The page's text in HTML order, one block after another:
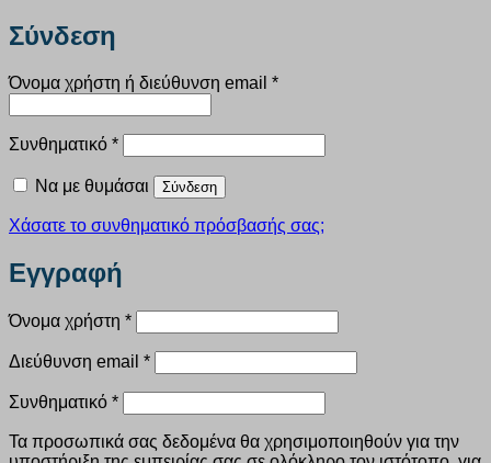
Σύνδεση
Όνομα χρήστη ή διεύθυνση email *Απαιτείται
Συνθηματικό *Απαιτείται
Να με θυμάσαι Σύνδεση
Χάσατε το συνθηματικό πρόσβασής σας;
Εγγραφή
Όνομα χρήστη *Απαιτείται
Διεύθυνση email *Απαιτείται
Συνθηματικό *Απαιτείται
Τα προσωπικά σας δεδομένα θα χρησιμοποιηθούν για την